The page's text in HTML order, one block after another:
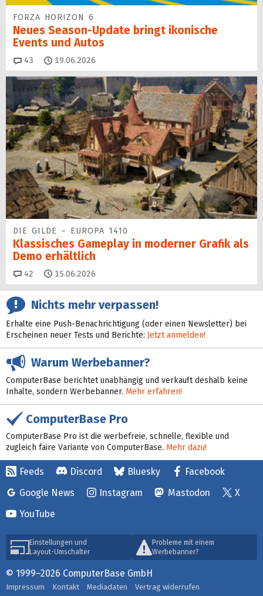
FORZA HORIZON 6
Neues Season-Update bringt ikonische
Events und Autos
43 Kommentare
19.06.2026
DIE GILDE – EUROPA 1410
Klassisches Gameplay in moderner Grafik als
Demo erhältlich
42 Kommentare
15.06.2026
Nichts mehr verpassen!
Erhalte eine Push-Benachrichtigung (oder einen Newsletter) bei
Erscheinen neuer Tests und Berichte: Jetzt anmelden!
Warum Werbebanner?
ComputerBase berichtet unabhängig und verkauft deshalb keine
Inhalte, sondern Werbebanner. Mehr erfahren!
ComputerBase Pro
ComputerBase Pro ist die werbefreie, schnelle, flexible und
zugleich faire Variante von ComputerBase. Mehr dazu!
Feeds Discord Bluesky
Facebook
Google News
Instagram Mastodon
X
YouTube
Einstellungen und
Layout-Umschalter
Probleme mit einem
Werbebanner?
© 1999–2026 ComputerBase GmbH
Impressum Kontakt Mediadaten
Vertrag widerrufen